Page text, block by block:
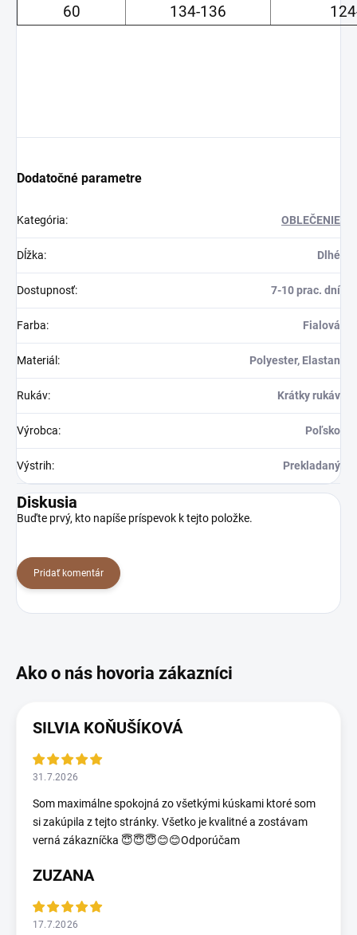
60 134-136
Dodatočné parametre
Kategória: OBLEČENIE
Dĺžka: Dlhé
Dostupnosť: 7-10 prac. dní
Farba: Fialová
Materiál: Polyester, Elastan
Rukáv: Krátky rukáv
Výrobca: Poľsko
Výstrih: Prekladaný
Diskusia
Buďte prvý, kto napíše príspevok k tejto položke.
Pridať komentár
SILVIA KOŇUŠÍKOVÁ
31.7.2026
Som maximálne spokojná zo všetkými kúskami ktoré som
si zakúpila z tejto stránky. Všetko je kvalitné a zostávam
verná zákazníčka 😇😇😇😊😊Odporúčam
ZUZANA
17.7.2026